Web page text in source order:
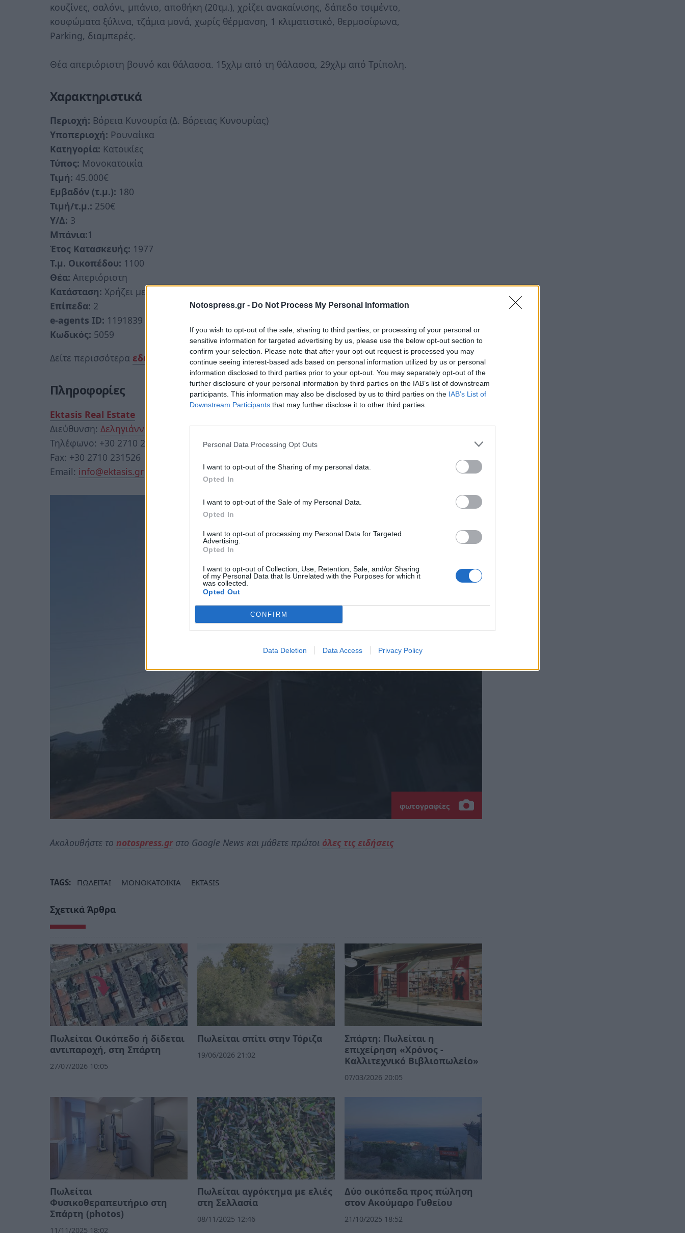
Notospress.gr - Do Not Process My Personal Information
If you wish to opt-out of the sale, sharing to third parties, or processing of your personal or
sensitive information for targeted advertising by us, please use the below opt-out section to
confirm your selection. Please note that after your opt-out request is processed you may
continue seeing interest-based ads based on personal information utilized by us or personal
information disclosed to third parties prior to your opt-out. You may separately opt-out of the
further disclosure of your personal information by third parties on the IAB’s list of downstream
participants. This information may also be disclosed by us to third parties on the IAB’s List of
Downstream Participants that may further disclose it to other third parties.
Personal Data Processing Opt Outs
I want to opt-out of the Sharing of my personal data.
Opted In
I want to opt-out of the Sale of my Personal Data.
Opted In
I want to opt-out of processing my Personal Data for Targeted
Advertising.
Opted In
I want to opt-out of Collection, Use, Retention, Sale, and/or Sharing
of my Personal Data that Is Unrelated with the Purposes for which it
was collected.
Opted Out
CONFIRM
Data Deletion Data Access Privacy Policy
κουζίνες, σαλόνι, μπάνιο, αποθήκη (20τμ.), χρίζει ανακαίνισης, δάπεδο τσιμέντο,
κουφώματα ξύλινα, τζάμια μονά, χωρίς θέρμανση, 1 κλιματιστικό, θερμοσίφωνα,
Parking, διαμπερές.
Θέα απεριόριστη βουνό και θάλασσα. 15χλμ από τη θάλασσα, 29χλμ από Τρίπολη.
Χαρακτηριστικά
Περιοχή: Βόρεια Κυνουρία (Δ. Βόρειας Κυνουρίας)
Υποπεριοχή: Ρουναίικα
Κατηγορία: Κατοικίες
Τύπος: Μονοκατοικία
Τιμή: 45.000€
Εμβαδόν (τ.μ.): 180
Τιμή/τ.μ.: 250€
Υ/Δ: 3
Μπάνια:1
Έτος Κατασκευής: 1977
Τ.μ. Οικοπέδου: 1100
Θέα: Απεριόριστη
Κατάσταση: Χρήζει μερικής ανακαίνισης
Επίπεδα: 2
e-agents ID: 1191839
Κωδικός: 5059
Δείτε περισσότερα εδώ
Πληροφορίες
Ektasis Real Estate
Διεύθυνση: Δεληγιάννη 6, Τρίπολη 22100
Τηλέφωνο: +30 2710 231526, +30 6946 047912
Fax: +30 2710 231526
Email: info@ektasis.gr
φωτογραφίες
Ακολουθήστε το notospress.grστο Google News και μάθετε πρώτοι όλες τις ειδήσεις
TAGS: ΠΩΛΕΙΤΑΙ ΜΟΝΟΚΑΤΟΙΚΙΑ EKTASIS
Σχετικά Άρθρα
Πωλείται Οικόπεδο ή δίδεται
αντιπαροχή, στη Σπάρτη
27/07/2026 10:05
Πωλείται σπίτι στην Τόριζα
19/06/2026 21:02
Σπάρτη: Πωλείται η
επιχείρηση «Χρόνος -
Καλλιτεχνικό Βιβλιοπωλείο»
07/03/2026 20:05
Πωλείται
Φυσικοθεραπευτήριο στη
Σπάρτη (photos)
11/11/2025 18:02
Πωλείται αγρόκτημα με ελιές
στη Σελλασία
08/11/2025 12:46
Δύο οικόπεδα προς πώληση
στον Ακούμαρο Γυθείου
21/10/2025 18:52